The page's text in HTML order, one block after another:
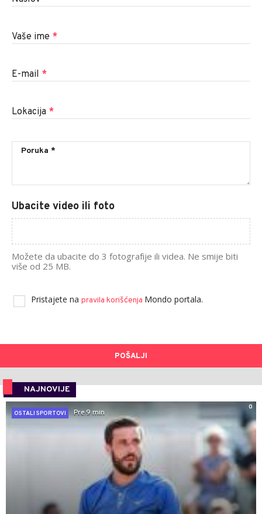
Vaše ime *
E-mail *
Lokacija *
Ubacite video ili foto
Možete da ubacite do 3 fotografije ili videa. Ne smije biti
više od 25 MB.
Pristajete na pravila korišćenja Mondo portala.
POŠALJI
NAJNOVIJE
0
OSTALI SPORTOVI
Pre 9 min